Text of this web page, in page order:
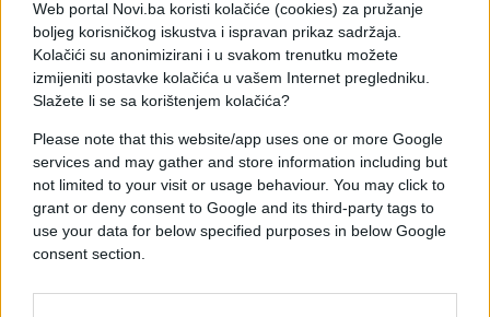
Web portal Novi.ba koristi kolačiće (cookies) za pružanje
boljeg korisničkog iskustva i ispravan prikaz sadržaja.
Kolačići su anonimizirani i u svakom trenutku možete
izmijeniti postavke kolačića u vašem Internet pregledniku.
Slažete li se sa korištenjem kolačića?
Please note that this website/app uses one or more Google
services and may gather and store information including but
not limited to your visit or usage behaviour. You may click to
grant or deny consent to Google and its third-party tags to
use your data for below specified purposes in below Google
consent section.
životinje, na tržište BiH.
Izdavanje odobrenja Takva odluka uslijedila je jer su
se u proteklom razdoblju, a s obzirom na to da je u
BiH bio zabranjen uvoz hrane za životinje koja u sebi
sadrži GM soju, proizvođači mesa, mlijeka i jaja
suočavali s nestašicom hrane na tržištu, što je
direktno ugrozilo njihovu daljnju proizvodnju.
''Kako bi se riješila nastala situacija, Agencija je
po hitnoj proceduri, a u suradnji s Vijećem za
genetički modificirane organizme (GMO) i